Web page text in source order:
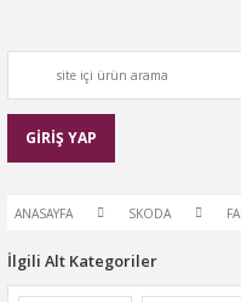
GİRİŞ YAP
ANASAYFA SKODA
İlgili Alt Kategoriler